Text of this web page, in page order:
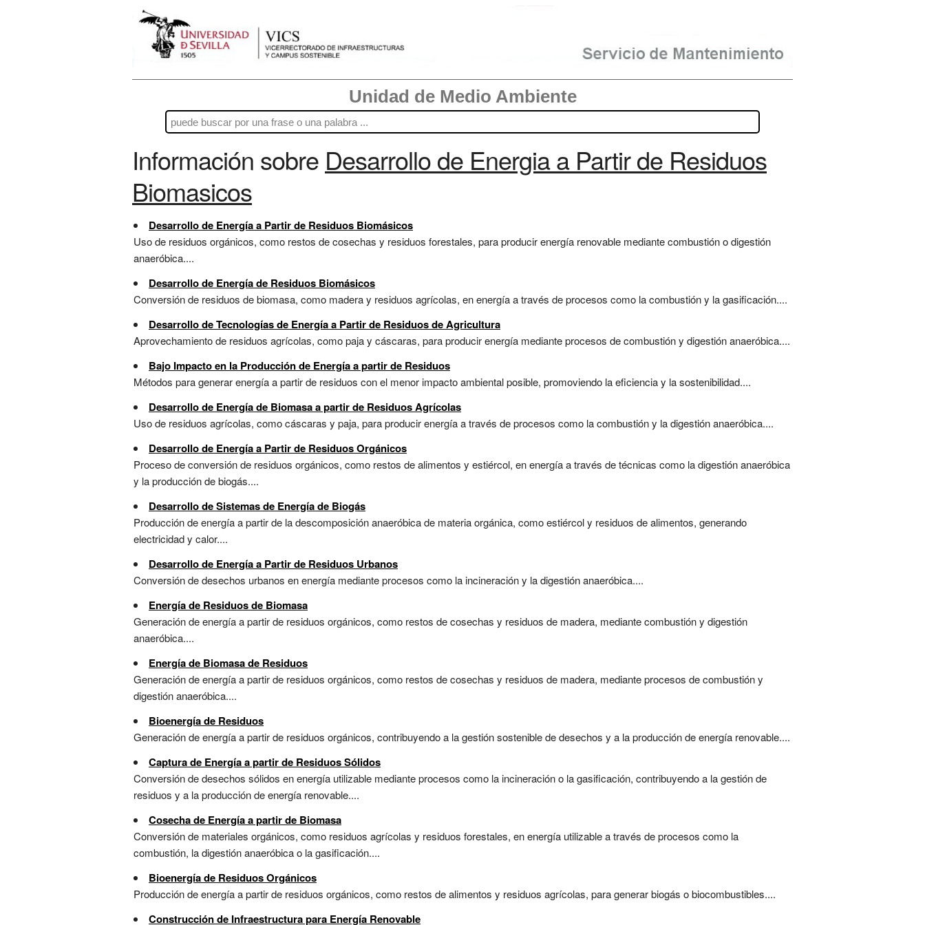
Unidad de Medio Ambiente
Información sobre Desarrollo de Energia a Partir de Residuos
Biomasicos
Desarrollo de Energía a Partir de Residuos Biomásicos
Uso de residuos orgánicos, como restos de cosechas y residuos forestales, para producir energía renovable mediante combustión o digestión
anaeróbica....
Desarrollo de Energía de Residuos Biomásicos
Conversión de residuos de biomasa, como madera y residuos agrícolas, en energía a través de procesos como la combustión y la gasificación....
Desarrollo de Tecnologías de Energía a Partir de Residuos de Agricultura
Aprovechamiento de residuos agrícolas, como paja y cáscaras, para producir energía mediante procesos de combustión y digestión anaeróbica....
Bajo Impacto en la Producción de Energía a partir de Residuos
Métodos para generar energía a partir de residuos con el menor impacto ambiental posible, promoviendo la eficiencia y la sostenibilidad....
Desarrollo de Energía de Biomasa a partir de Residuos Agrícolas
Uso de residuos agrícolas, como cáscaras y paja, para producir energía a través de procesos como la combustión y la digestión anaeróbica....
Desarrollo de Energía a Partir de Residuos Orgánicos
Proceso de conversión de residuos orgánicos, como restos de alimentos y estiércol, en energía a través de técnicas como la digestión anaeróbica
y la producción de biogás....
Desarrollo de Sistemas de Energía de Biogás
Producción de energía a partir de la descomposición anaeróbica de materia orgánica, como estiércol y residuos de alimentos, generando
electricidad y calor....
Desarrollo de Energía a Partir de Residuos Urbanos
Conversión de desechos urbanos en energía mediante procesos como la incineración y la digestión anaeróbica....
Energía de Residuos de Biomasa
Generación de energía a partir de residuos orgánicos, como restos de cosechas y residuos de madera, mediante combustión y digestión
anaeróbica....
Energía de Biomasa de Residuos
Generación de energía a partir de residuos orgánicos, como restos de cosechas y residuos de madera, mediante procesos de combustión y
digestión anaeróbica....
Bioenergía de Residuos
Generación de energía a partir de residuos orgánicos, contribuyendo a la gestión sostenible de desechos y a la producción de energía renovable....
Captura de Energía a partir de Residuos Sólidos
Conversión de desechos sólidos en energía utilizable mediante procesos como la incineración o la gasificación, contribuyendo a la gestión de
residuos y a la producción de energía renovable....
Cosecha de Energía a partir de Biomasa
Conversión de materiales orgánicos, como residuos agrícolas y residuos forestales, en energía utilizable a través de procesos como la
combustión, la digestión anaeróbica o la gasificación....
Bioenergía de Residuos Orgánicos
Producción de energía a partir de residuos orgánicos, como restos de alimentos y residuos agrícolas, para generar biogás o biocombustibles....
Construcción de Infraestructura para Energía Renovable